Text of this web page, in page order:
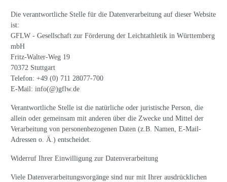
Die verantwortliche Stelle für die Datenverarbeitung auf dieser Website
ist:
GFLW - Gesellschaft zur Förderung der Leichtathletik in Württemberg
mbH
Fritz-Walter-Weg 19
70372 Stuttgart
Telefon: +49 (0) 711 28077-700
E-Mail: info(@)gflw.de
Verantwortliche Stelle ist die natürliche oder juristische Person, die
allein oder gemeinsam mit anderen über die Zwecke und Mittel der
Verarbeitung von personenbezogenen Daten (z.B. Namen, E-Mail-
Adressen o. Ä.) entscheidet.
Widerruf Ihrer Einwilligung zur Datenverarbeitung
Viele Datenverarbeitungsvorgänge sind nur mit Ihrer ausdrücklichen